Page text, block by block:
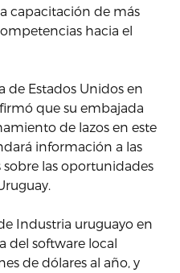
capacitación de más
hacia el
de Estados Unidos en
que su embajada
de lazos en este
información a las
las oportunidades
Industria uruguayo en
del software local
de dólares al año, y